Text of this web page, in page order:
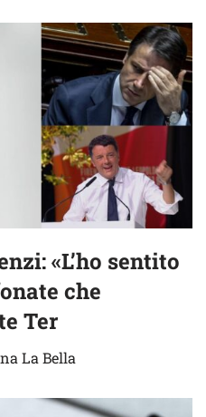
«L’ho sentito
che
Ter
La Bella